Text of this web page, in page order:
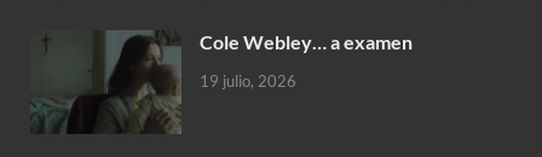
Cole Webley… a examen
19 julio, 2026